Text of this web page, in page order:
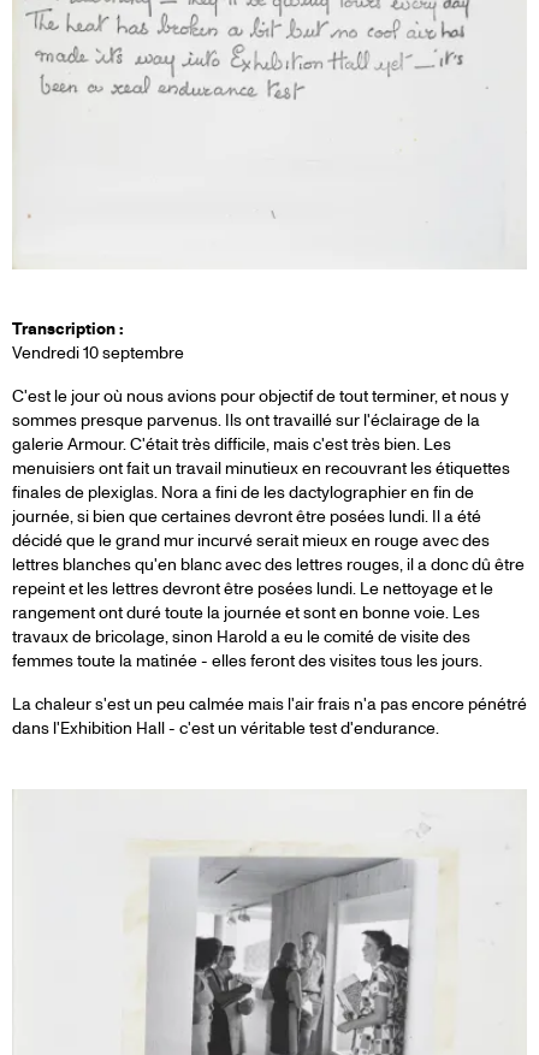
Transcription :
Vendredi 10 septembre
C'est le jour où nous avions pour objectif de tout terminer, et nous y
sommes presque parvenus. Ils ont travaillé sur l'éclairage de la
galerie Armour. C'était très difficile, mais c'est très bien. Les
menuisiers ont fait un travail minutieux en recouvrant les étiquettes
finales de plexiglas. Nora a fini de les dactylographier en fin de
journée, si bien que certaines devront être posées lundi. Il a été
décidé que le grand mur incurvé serait mieux en rouge avec des
lettres blanches qu'en blanc avec des lettres rouges, il a donc dû être
repeint et les lettres devront être posées lundi. Le nettoyage et le
rangement ont duré toute la journée et sont en bonne voie. Les
travaux de bricolage, sinon Harold a eu le comité de visite des
femmes toute la matinée - elles feront des visites tous les jours.
La chaleur s'est un peu calmée mais l'air frais n'a pas encore pénétré
dans l'Exhibition Hall - c'est un véritable test d'endurance.